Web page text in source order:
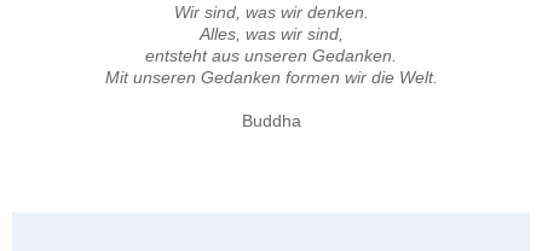
Wir sind, was wir denken.
Alles, was wir sind,
entsteht aus unseren Gedanken.
Mit unseren Gedanken formen wir die Welt.
Buddha